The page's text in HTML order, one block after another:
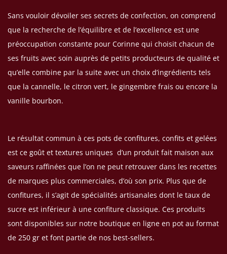
Sans vouloir dévoiler ses secrets de confection, on comprend
que la recherche de l’équilibre et de l’excellence est une
préoccupation constante pour Corinne qui choisit chacun de
ses fruits avec soin auprès de petits producteurs de qualité et
qu’elle combine par la suite avec un choix d’ingrédients tels
que la cannelle, le citron vert, le gingembre frais ou encore la
vanille bourbon.
Le résultat commun à ces pots de confitures, confits et gelées
est ce goût et textures uniques d’un produit fait maison aux
saveurs raffinées que l’on ne peut retrouver dans les recettes
de marques plus commerciales, d’où son prix. Plus que de
confitures, il s’agit de spécialités artisanales dont le taux de
sucre est inférieur à une confiture classique. Ces produits
sont disponibles sur notre boutique en ligne en pot au format
de 250 gr et font partie de nos best-sellers.